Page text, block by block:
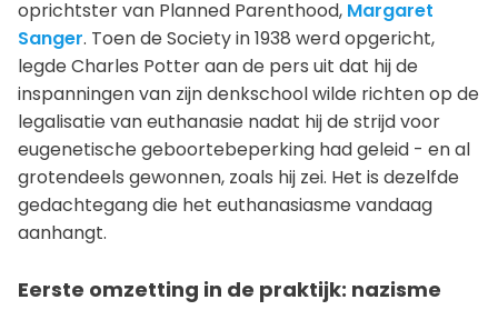
oprichtster van Planned Parenthood, Margaret
Sanger. Toen de Society in 1938 werd opgericht,
legde Charles Potter aan de pers uit dat hij de
inspanningen van zijn denkschool wilde richten op de
legalisatie van euthanasie nadat hij de strijd voor
eugenetische geboortebeperking had geleid - en al
grotendeels gewonnen, zoals hij zei. Het is dezelfde
gedachtegang die het euthanasiasme vandaag
aanhangt.
Eerste omzetting in de praktijk: nazisme